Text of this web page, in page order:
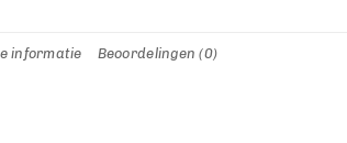
informatie Beoordelingen (0)